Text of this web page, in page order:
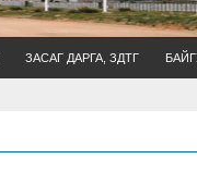
ЗАСАГ ДАРГА, ЗДТГ